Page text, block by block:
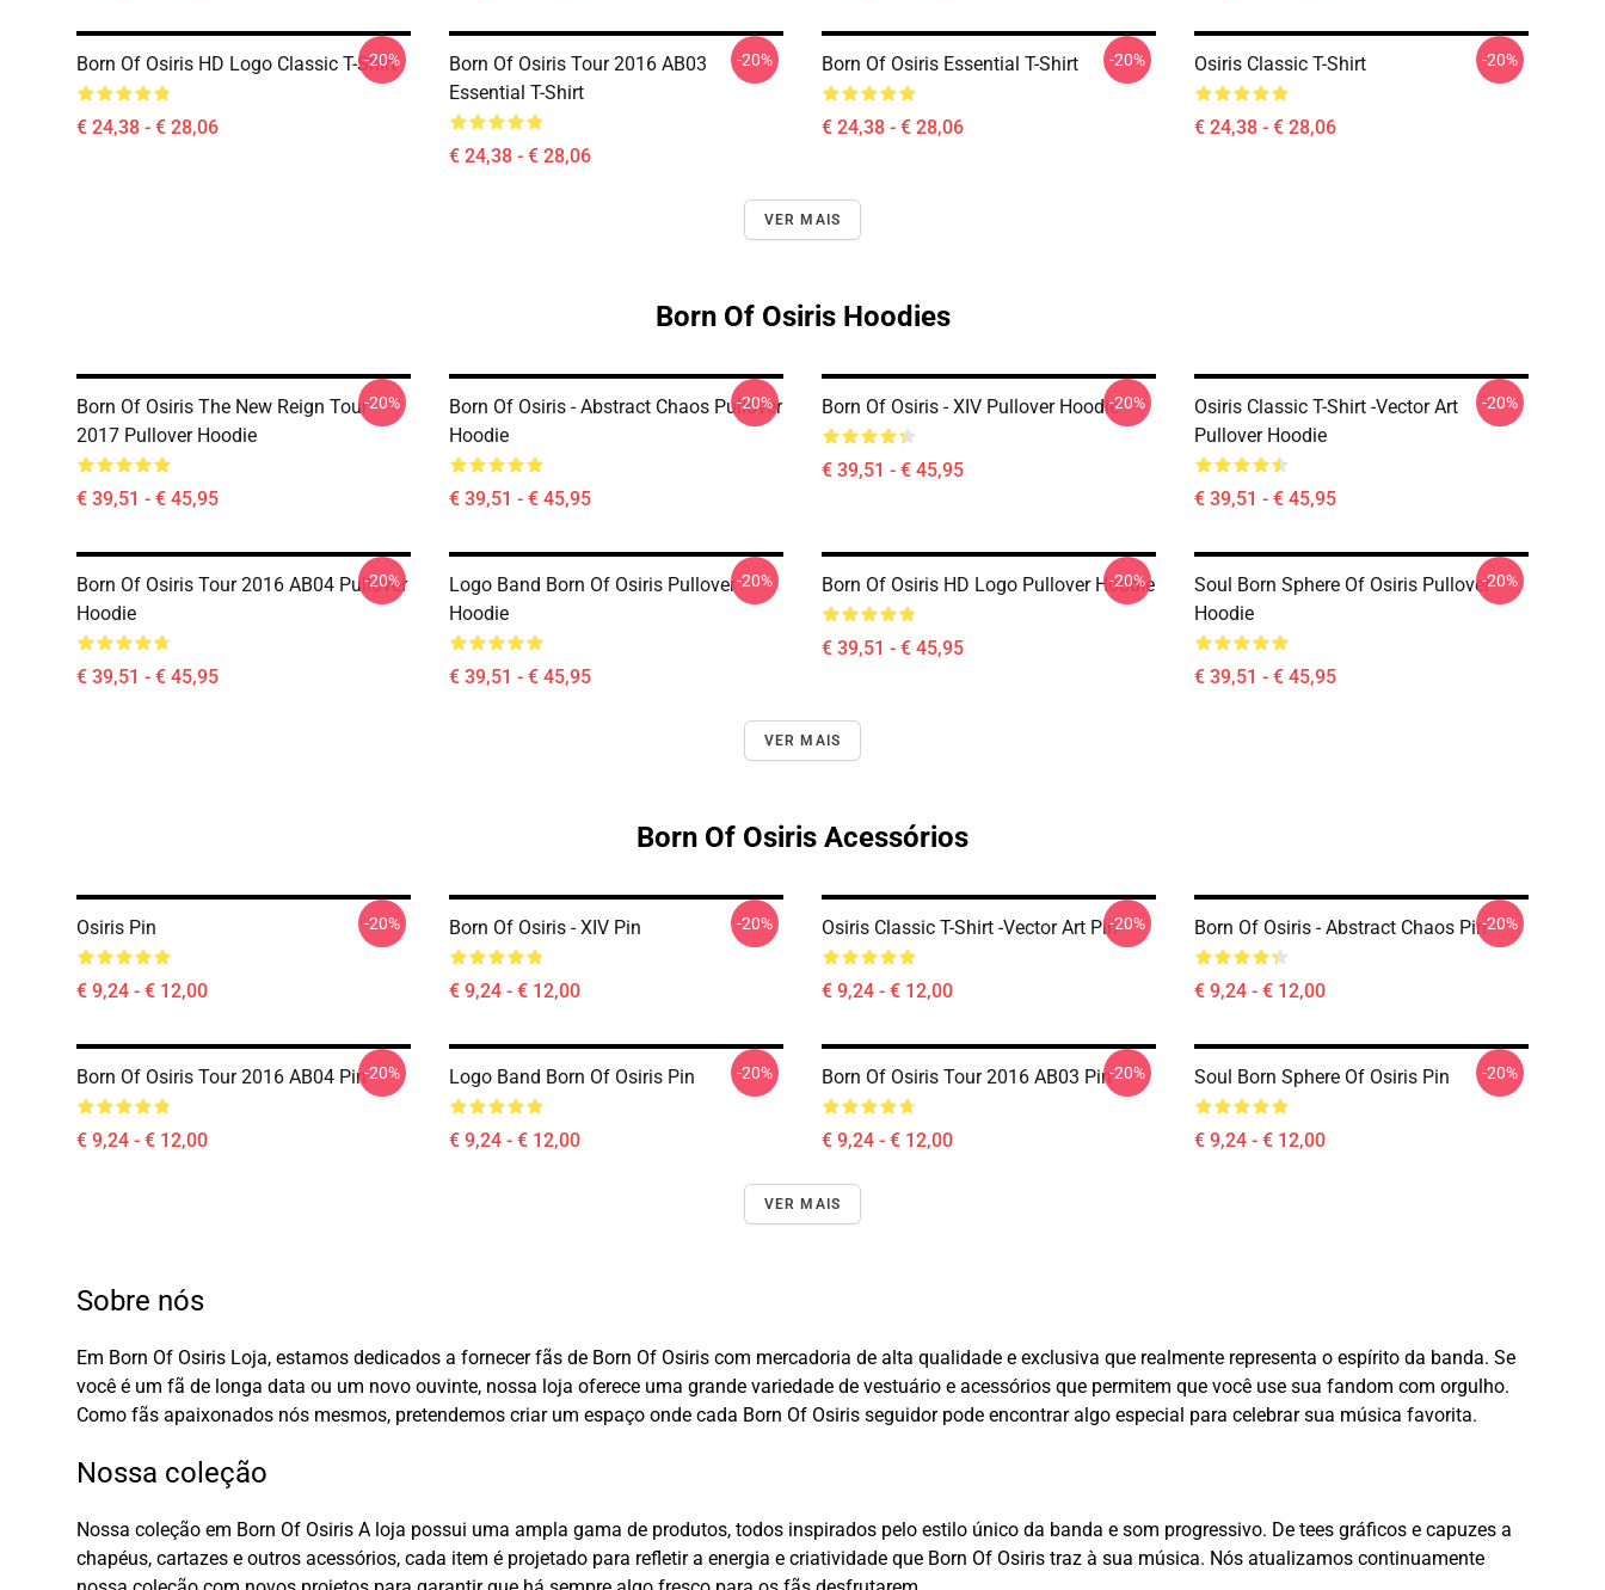
Born Of Osiris HD Logo Classic T-Shirt
€ 24,38 - € 28,06
-20%
Born Of Osiris Tour 2016 AB03
Essential T-Shirt
€ 24,38 - € 28,06
-20% Born Of Osiris Essential T-Shirt
€ 24,38 - € 28,06
-20% Osiris Classic T-Shirt
€ 24,38 - € 28,06
-20%
VER MAIS
Born Of Osiris Hoodies
Born Of Osiris The New Reign Tour
2017 Pullover Hoodie
€ 39,51 - € 45,95
-20%
Born Of Osiris - Abstract Chaos Pullover
Hoodie
€ 39,51 - € 45,95
-20% Born Of Osiris - XIV Pullover Hoodie
€ 39,51 - € 45,95
-20%
Osiris Classic T-Shirt -Vector Art
Pullover Hoodie
€ 39,51 - € 45,95
-20%
Born Of Osiris Tour 2016 AB04 Pullover
Hoodie
€ 39,51 - € 45,95
-20%
Logo Band Born Of Osiris Pullover
Hoodie
€ 39,51 - € 45,95
-20% Born Of Osiris HD Logo Pullover Hoodie
€ 39,51 - € 45,95
-20%
Soul Born Sphere Of Osiris Pullover
Hoodie
€ 39,51 - € 45,95
-20%
VER MAIS
Born Of Osiris Acessórios
Osiris Pin
€ 9,24 - € 12,00
-20% Born Of Osiris - XIV Pin
€ 9,24 - € 12,00
-20% Osiris Classic T-Shirt -Vector Art Pin
€ 9,24 - € 12,00
-20% Born Of Osiris - Abstract Chaos Pin
€ 9,24 - € 12,00
-20%
Born Of Osiris Tour 2016 AB04 Pin
€ 9,24 - € 12,00
-20% Logo Band Born Of Osiris Pin
€ 9,24 - € 12,00
-20% Born Of Osiris Tour 2016 AB03 Pin
€ 9,24 - € 12,00
-20% Soul Born Sphere Of Osiris Pin
€ 9,24 - € 12,00
-20%
VER MAIS
Sobre nós
Em Born Of Osiris Loja, estamos dedicados a fornecer fãs de Born Of Osiris com mercadoria de alta qualidade e exclusiva que realmente representa o espírito da banda. Se
você é um fã de longa data ou um novo ouvinte, nossa loja oferece uma grande variedade de vestuário e acessórios que permitem que você use sua fandom com orgulho.
Como fãs apaixonados nós mesmos, pretendemos criar um espaço onde cada Born Of Osiris seguidor pode encontrar algo especial para celebrar sua música favorita.
Nossa coleção
Nossa coleção em Born Of Osiris A loja possui uma ampla gama de produtos, todos inspirados pelo estilo único da banda e som progressivo. De tees gráficos e capuzes a
chapéus, cartazes e outros acessórios, cada item é projetado para refletir a energia e criatividade que Born Of Osiris traz à sua música. Nós atualizamos continuamente